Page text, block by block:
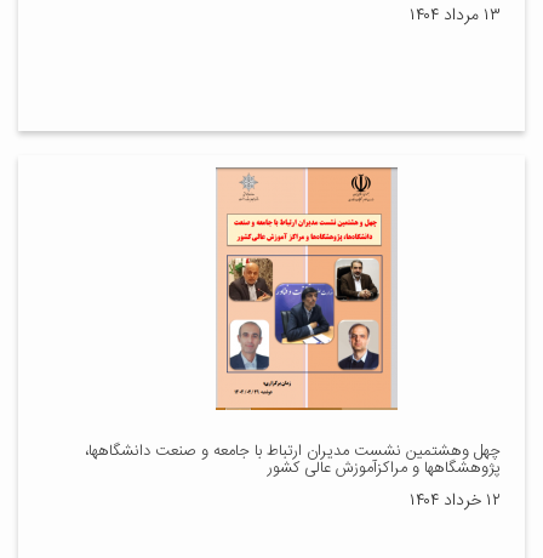
۱۳ مرداد ۱۴۰۴
چهل وهشتمین نشست مدیران ارتباط با جامعه و صنعت دانشگاهها،
پژوهشگاهها و مراکزآموزش عالی کشور
۱۲ خرداد ۱۴۰۴